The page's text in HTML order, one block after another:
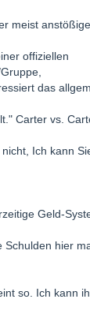
meist
offiziellen
das
Carter vs.
Ich kann
Geld-
Schulden hier
so. Ich kann